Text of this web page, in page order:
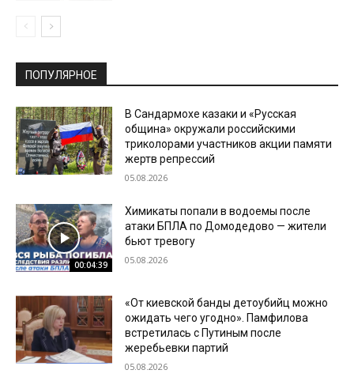
ПОПУЛЯРНОЕ
В Сандармохе казаки и «Русская
община» окружали российскими
триколорами участников акции памяти
жертв репрессий
05.08.2026
00:04:39
Химикаты попали в водоемы после
атаки БПЛА по Домодедово — жители
бьют тревогу
05.08.2026
«От киевской банды детоубийц можно
ожидать чего угодно». Памфилова
встретилась с Путиным после
жеребьевки партий
05.08.2026